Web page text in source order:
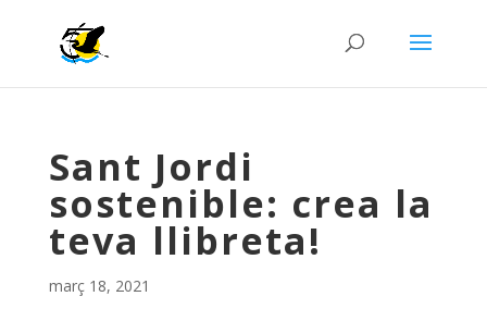
Sant Jordi
sostenible: crea la
teva llibreta!
març 18, 2021